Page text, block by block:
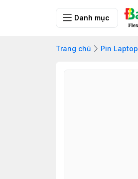
Danh mục
Trang chủ Pin Laptop